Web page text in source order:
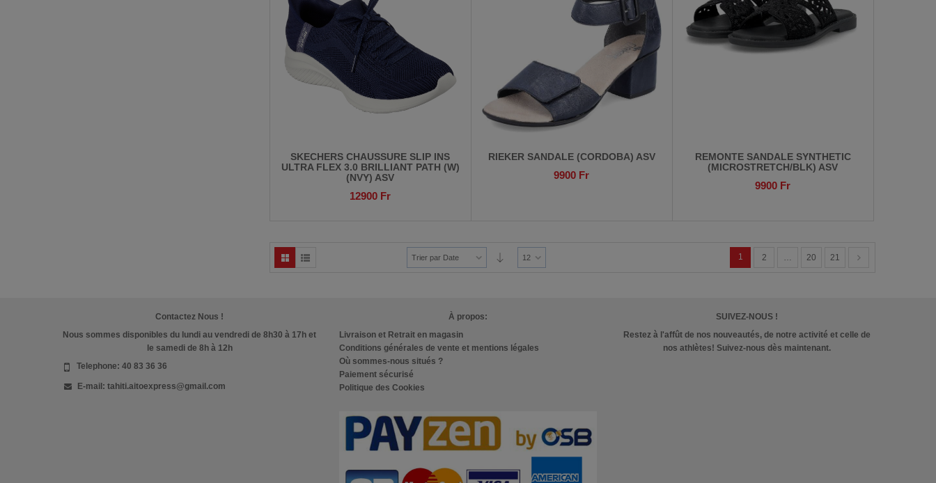
SKECHERS CHAUSSURE SLIP INS
ULTRA FLEX 3.0 BRILLIANT PATH (W)
(NVY) ASV
12900 Fr
RIEKER SANDALE (CORDOBA) ASV
9900 Fr
REMONTE SANDALE SYNTHETIC
(MICROSTRETCH/BLK) ASV
9900 Fr
Trier par Date 12 1 2 … 20 21
Contactez Nous !
Nous sommes disponibles du lundi au vendredi de 8h30 à 17h et
le samedi de 8h à 12h
Telephone: 40 83 36 36
E-mail: tahiti.aitoexpress@gmail.com
À propos:
Livraison et Retrait en magasin
Conditions générales de vente et mentions légales
Où sommes-nous situés ?
Paiement sécurisé
Politique des Cookies
SUIVEZ-NOUS !
Restez à l'affût de nos nouveautés, de notre activité et celle de
nos athlètes! Suivez-nous dès maintenant.